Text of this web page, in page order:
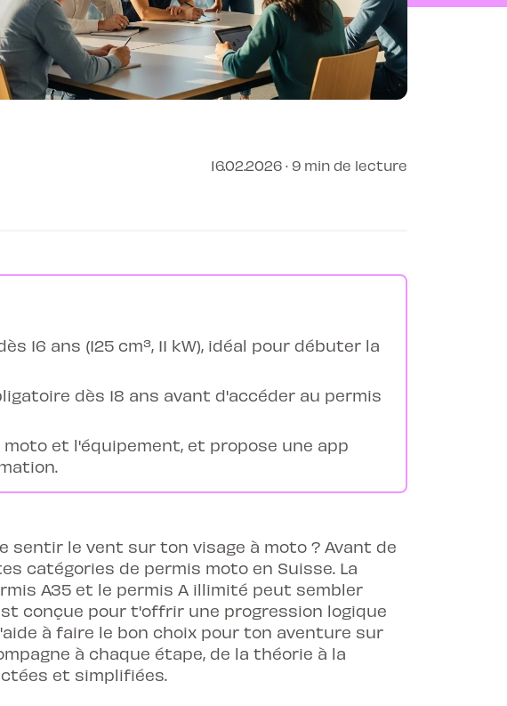
16.02.2026 · 9 min de lecture
16 ans (125 cm³, 11 kW), idéal pour débuter la
dès 18 ans avant d'accéder au permis
et l'équipement, et propose une app
sentir le vent sur ton visage à moto ? Avant de
catégories de permis moto en Suisse. La
A35 et le permis A illimité peut sembler
conçue pour t'offrir une progression logique
à faire le bon choix pour ton aventure sur
à chaque étape, de la théorie à la
et simplifiées.